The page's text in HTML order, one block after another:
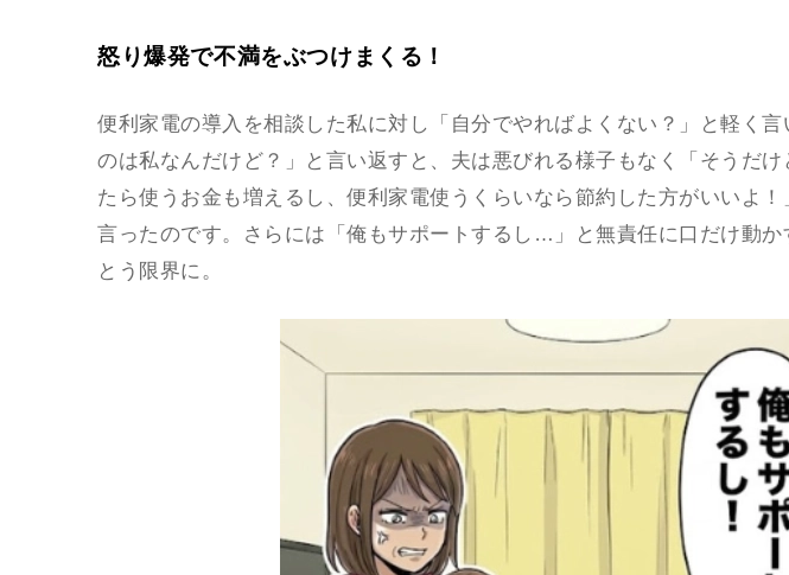
怒り爆発で不満をぶつけまくる！
便利家電の導入を相談した私に対し「自分でやればよくない？」と軽く
のは私なんだけど？」と言い返すと、夫は悪びれる様子もなく「そうだ
たら使うお金も増えるし、便利家電使うくらいなら節約した方がいいよ
言ったのです。さらには「俺もサポートするし…」と無責任に口だけ動か
とう限界に。